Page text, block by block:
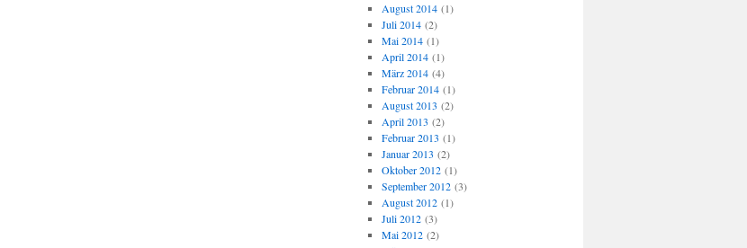
August 2014(1)
Juli 2014(2)
Mai 2014(1)
April 2014(1)
März 2014(4)
Februar 2014(1)
August 2013 (2)
April 2013 (2)
Februar 2013 (1)
Januar 2013 (2)
Oktober 2012(1)
September 2012(3)
August 2012(1)
Juli 2012(3)
Mai 2012(2)